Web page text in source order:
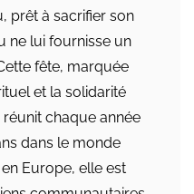
prêt à sacrifier son
ne lui fournisse un
fête, marquée
et la solidarité
chaque année
dans le monde
Europe, elle est